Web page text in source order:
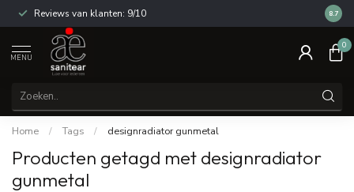
Reviews van klanten: 9/10 14
8.7
MENU
0
Home / Tags / designradiator gunmetal
Producten getagd met designradiator
gunmetal